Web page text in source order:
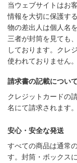
当ウェブサイトはお
情報を大切に保護す
物の差出人は個人名
三者が封筒を見ても
しております。クレ
使われておりません。
請求書の記載について
クレジットカードの
名にて請求されます。
安心・安全な発送
すべての商品は通常
す。封筒・ボックス